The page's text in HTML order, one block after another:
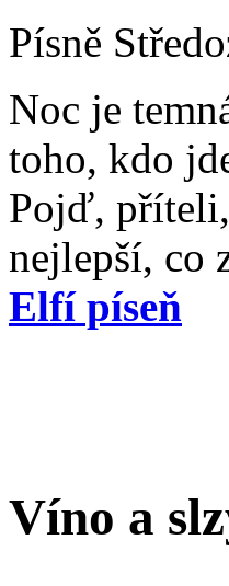
Písně
Noc je
toho, kdo
Pojď,
nejlepší, co
Elfí píseň
Víno a